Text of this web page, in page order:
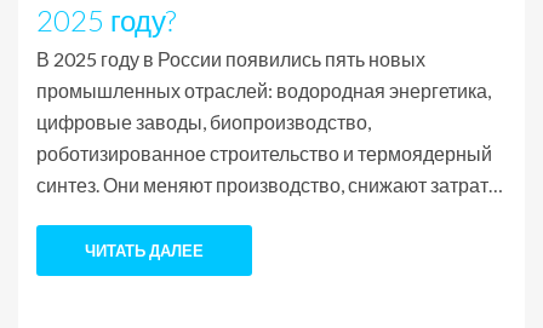
2025 году?
В 2025 году в России появились пять новых
промышленных отраслей: водородная энергетика,
цифровые заводы, биопроизводство,
роботизированное строительство и термоядерный
синтез. Они меняют производство, снижают затраты
ЧИТАТЬ ДАЛЕЕ